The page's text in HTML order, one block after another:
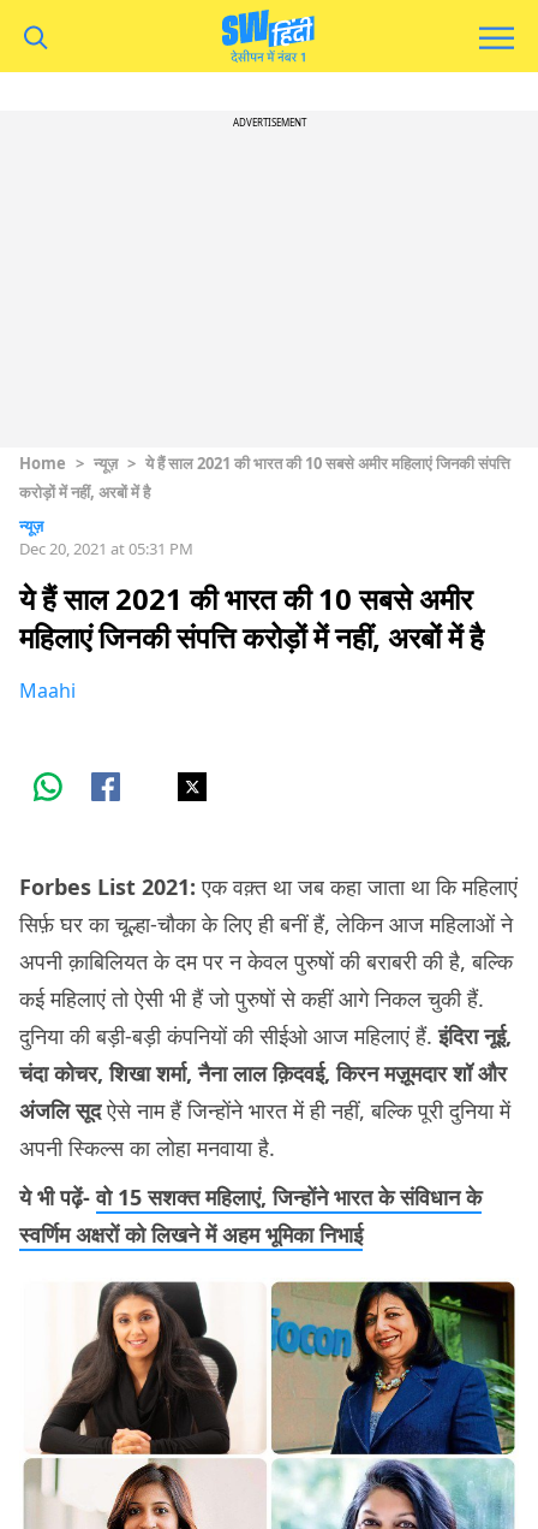
ADVERTISEMENT
Home > न्यूज़ > ये हैं साल 2021 की भारत की 10 सबसे अमीर महिलाएं जिनकी संपत्ति
करोड़ों में नहीं, अरबों में है
न्यूज़
Dec 20, 2021 at 05:31 PM
ये हैं साल 2021 की भारत की 10 सबसे अमीर
महिलाएं जिनकी संपत्ति करोड़ों में नहीं, अरबों में है
Maahi
Forbes List 2021:एक वक़्त था जब कहा जाता था कि महिलाएं
सिर्फ़ घर का चूल्हा-चौका के लिए ही बनीं हैं, लेकिन आज महिलाओं ने
अपनी क़ाबिलियत के दम पर न केवल पुरुषों की बराबरी की है, बल्कि
कई महिलाएं तो ऐसी भी हैं जो पुरुषों से कहीं आगे निकल चुकी हैं.
दुनिया की बड़ी-बड़ी कंपनियों की सीईओ आज महिलाएं हैं.इंदिरा नूई,
चंदा कोचर, शिखा शर्मा, नैना लाल क़िदवई, किरन मज़ूमदार शॉ और
अंजलि सूदऐसे नाम हैं जिन्होंने भारत में ही नहीं, बल्कि पूरी दुनिया में
अपनी स्किल्स का लोहा मनवाया है.
ये भी पढ़ें-वो 15 सशक्त महिलाएं, जिन्होंने भारत के संविधान के
स्वर्णिम अक्षरों को लिखने में अहम भूमिका निभाई